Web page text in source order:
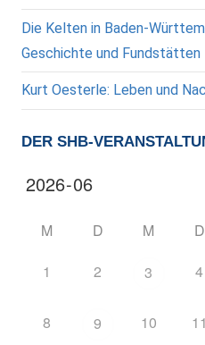
Die Kelten in Baden-
Geschichte und Fundstätten
Kurt Oesterle: Leben und
DER SHB-
M D M D
1 2 3 4
8 9 10 11